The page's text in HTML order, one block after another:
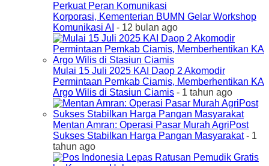
Perkuat Peran Komunikasi
Korporasi, Kementerian BUMN Gelar Workshop
Komunikasi AI - 12 bulan ago
Mulai 15 Juli 2025 KAI Daop 2 Akomodir
Permintaan Pemkab Ciamis, Memberhentikan KA
Argo Wilis di Stasiun Ciamis - 1 tahun ago
Mentan Amran: Operasi Pasar Murah AgriPost
Sukses Stabilkan Harga Pangan Masyarakat- 1
tahun ago